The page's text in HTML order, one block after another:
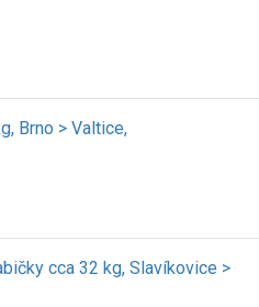
Brno > Valtice,
cca 32 kg, Slavíkovice >